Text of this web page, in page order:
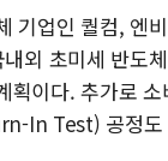
기업인 퀄컴, 엔
외 초미세 반도
획이다. 추가로
In Test) 공정도